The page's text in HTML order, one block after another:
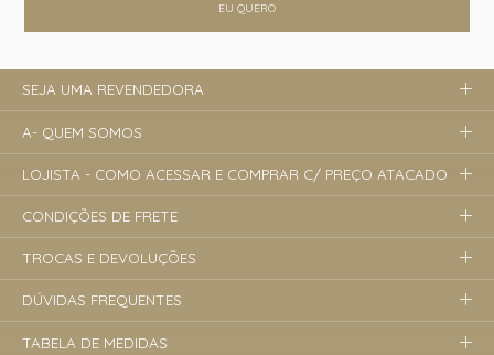
EU QUERO
SEJA UMA REVENDEDORA
A- QUEM SOMOS
LOJISTA - COMO ACESSAR E COMPRAR C/ PREÇO ATACADO
CONDIÇÕES DE FRETE
TROCAS E DEVOLUÇÕES
DÚVIDAS FREQUENTES
TABELA DE MEDIDAS